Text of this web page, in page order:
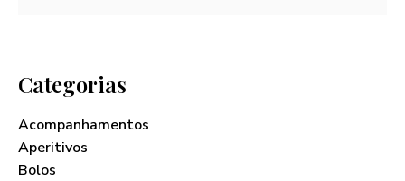
Categorias
Acompanhamentos
Aperitivos
Bolos